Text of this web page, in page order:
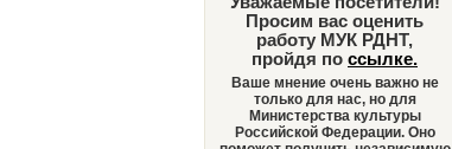
Просим вас оценить
работу МУК РДНТ,
пройдя по ссылке.
Ваше мнение очень важно не
только для нас, но для
Министерства культуры
Российской Федерации. Оно